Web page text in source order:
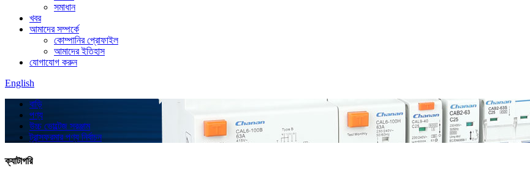
সমাধান
খবর
আমাদের সম্পর্কে
কোম্পানির প্রোফাইল
আমাদের ইতিহাস
যোগাযোগ করুন
English
বাড়ি
পণ্য
উচ্চ ভোল্টেজ সরঞ্জাম
ট্রান্সফরমার পণ্য নির্বাচন
ক্যাটাগরি